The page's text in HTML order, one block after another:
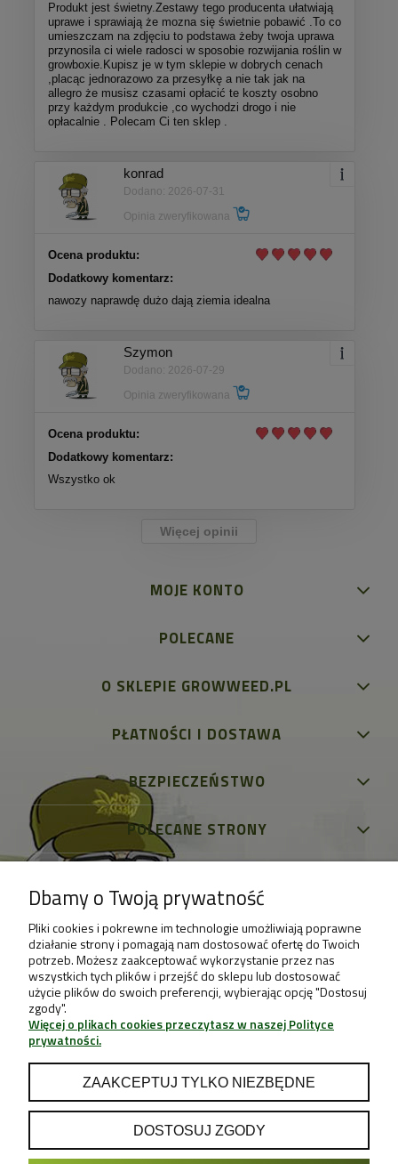
Produkt jest świetny.Zestawy tego producenta ułatwiają
uprawe i sprawiają że mozna się świetnie pobawić .To co
umieszczam na zdjęciu to podstawa żeby twoja uprawa
przynosila ci wiele radosci w sposobie rozwijania roślin w
growboxie.Kupisz je w tym sklepie w dobrych cenach
,placąc jednorazowo za przesyłkę a nie tak jak na
allegro że musisz czasami opłacić te koszty osobno
przy każdym produkcie ,co wychodzi drogo i nie
opłacalnie . Polecam Ci ten sklep .
konrad
Dodano: 2026-07-31
Opinia zweryfikowana
Ocena produktu:
Dodatkowy komentarz:
nawozy naprawdę dużo dają ziemia idealna
Szymon
Dodano: 2026-07-29
Opinia zweryfikowana
Ocena produktu:
Dodatkowy komentarz:
Wszystko ok
Więcej opinii
MOJE KONTO
POLECANE
O SKLEPIE GROWWEED.PL
PŁATNOŚCI I DOSTAWA
BEZPIECZEŃSTWO
POLECANE STRONY
POKAŻ PEŁNĄ WERSJĘ STRONY
Dbamy o Twoją prywatność
Pliki cookies i pokrewne im technologie umożliwiają poprawne
działanie strony i pomagają nam dostosować ofertę do Twoich
potrzeb. Możesz zaakceptować wykorzystanie przez nas
wszystkich tych plików i przejść do sklepu lub dostosować
użycie plików do swoich preferencji, wybierając opcję "Dostosuj
zgody".
Więcej o plikach cookies przeczytasz w naszej Polityce
prywatności.
ZAAKCEPTUJ TYLKO NIEZBĘDNE
DOSTOSUJ ZGODY